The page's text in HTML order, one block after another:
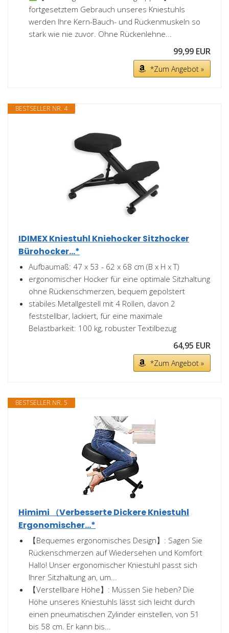
fortgesetztem Gebrauch unseres Kniestuhls
werden Ihre Kern-Bauch- und Rückenmuskeln so
stark wie nie zuvor. Ohne Rückenlehne...
99,99 EUR
*Zum Angebot »
BESTSELLER NR. 4
IDIMEX Kniestuhl Kniehocker Sitzhocker
Bürohocker...*
Aufbaumaß: 47 x 53 - 62 x 68 cm (B x H x T)
ergonomischer Hocker für eine optimale Sitzhaltung
ohne Rückenschmerzen, bequem gepolstert
stabiles Metallgestell mit 4 Rollen, davon 2
feststellbar, lackiert, für eine maximale
Belastbarkeit: 100 kg, robuster Textilbezug
64,95 EUR
*Zum Angebot »
BESTSELLER NR. 5
Himimi （Verbesserte Dickere Kniestuhl
Ergonomischer...*
【Bequemes ergonomisches Design】: Sagen Sie
Rückenschmerzen auf Wiedersehen und Komfort
Hallo! Unser ergonomischer Kniestuhl passt sich
Ihrer Sitzhaltung an, um...
【Verstellbare Höhe】: Müssen Sie heben? Die
Höhe unseres Kniestuhls lässt sich leicht durch
einen pneumatischen Zylinder einstellen, von 51
bis 58 cm. Er kann bis...